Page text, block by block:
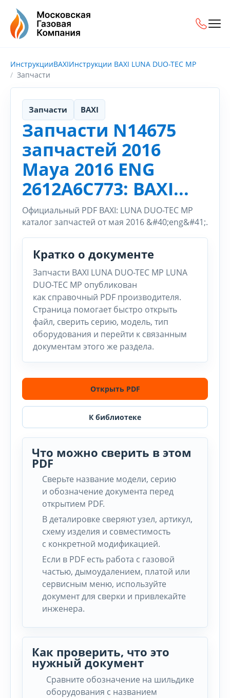
ИнструкцииBAXIИнструкции BAXI LUNA DUO-TEC MP
Запчасти
Запчасти BAXI
Запчасти N14675
запчастей 2016
Maya 2016 ENG
2612A6C773: BAXI...
Официальный PDF BAXI: LUNA DUO-TEC MP
каталог запчастей от мая 2016 &#40;eng&#41;.
Кратко о документе
Запчасти BAXI LUNA DUO-TEC MP LUNA
DUO-TEC MP опубликован
как справочный PDF производителя.
Страница помогает быстро открыть
файл, сверить серию, модель, тип
оборудования и перейти к связанным
документам этого же раздела.
Открыть PDF
К библиотеке
Что можно сверить в этом
PDF
Сверьте название модели, серию
и обозначение документа перед
открытием PDF.
В деталировке сверяют узел, артикул,
схему изделия и совместимость
с конкретной модификацией.
Если в PDF есть работа с газовой
частью, дымоудалением, платой или
сервисным меню, используйте
документ для сверки и привлекайте
инженера.
Как проверить, что это
нужный документ
Сравните обозначение на шильдике
оборудования с названием